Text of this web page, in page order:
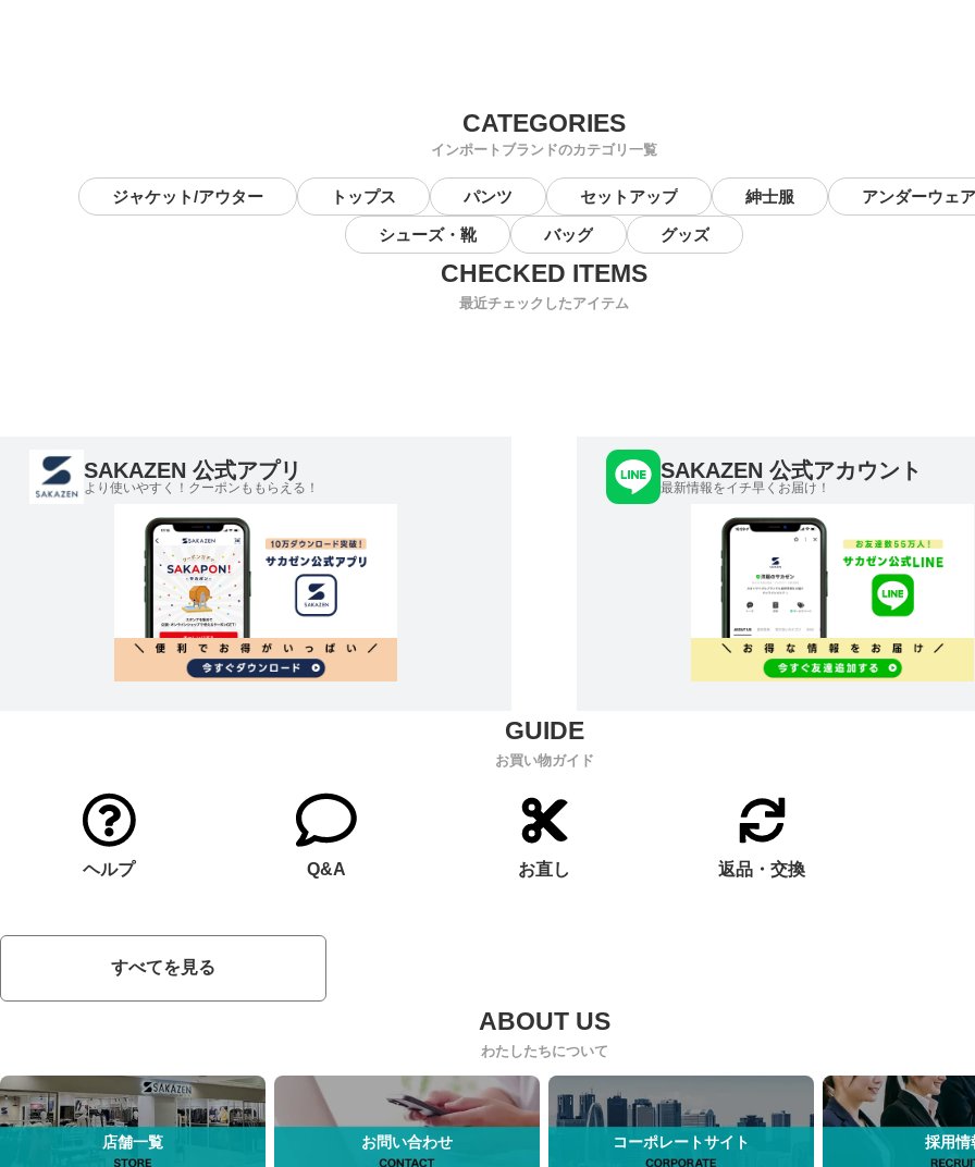
インポートブランドのカテゴリ一覧
ジャケット/アウター トップス パンツ セットアップ 紳士服 アンダーウェア
シューズ・靴 バッグ グッズ
最近チェックしたアイテム
SAKAZEN 公式アプリ
より使いやすく！クーポンももらえる！
SAKAZEN 公式アカウント
最新情報をイチ早くお届け！
お買い物ガイド
ヘルプ Q&A お直し 返品・交換
すべてを見る
わたしたちについて
店舗一覧 お問い合わせ コーポレートサイト 採用情